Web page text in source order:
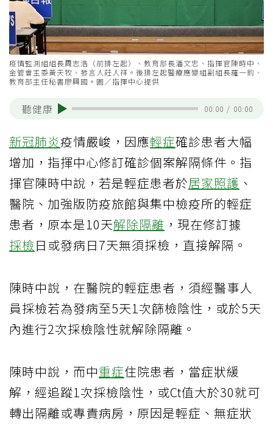
疫情監測組組長周志浩（前排左起）、教育部長潘文忠、指揮官陳時中、
金管會主委黃天牧、發言人莊人祥。後排左起醫療應變組副組長羅一鈞、
教育部主任秘書廖興國。圖／指揮中心提供
聽健康 00:00 / 00:00
新冠肺炎疫情嚴峻，因應輕症確診患者大幅
增加，指揮中心修訂確診個案解隔條件。指
揮官陳時中說，若是輕症患者於居家照護 、
醫院、加強版防疫旅館與集中檢疫所的輕症
患者，原本是10天解除隔離 ，現在修訂據
採檢日或發病日7天無須採檢，直接解隔。
陳時中說，在醫院的輕症患者，須經醫事人
員採檢若為發病至5天1次篩檢陰性，或於5天
內進行2次採檢陰性就解除隔離。
陳時中說，而中重症住院患者，當症狀緩
解，經追蹤1次採檢陰性，或Ct值大於30就可
轉出隔離或專責病房，原因是輕症、無症狀